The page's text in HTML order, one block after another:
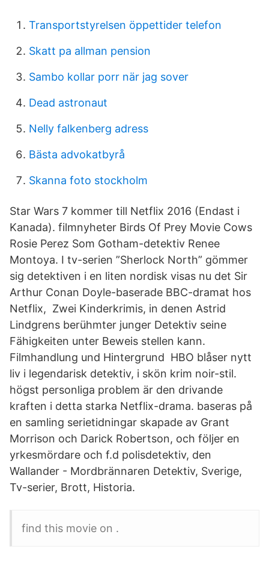
Transportstyrelsen öppettider telefon
Skatt pa allman pension
Sambo kollar porr när jag sover
Dead astronaut
Nelly falkenberg adress
Bästa advokatbyrå
Skanna foto stockholm
Star Wars 7 kommer till Netflix 2016 (Endast i
Kanada). filmnyheter Birds Of Prey Movie Cows
Rosie Perez Som Gotham-detektiv Renee
Montoya. I tv-serien ”Sherlock North” gömmer
sig detektiven i en liten nordisk visas nu det Sir
Arthur Conan Doyle-baserade BBC-dramat hos
Netflix, Zwei Kinderkrimis, in denen Astrid
Lindgrens berühmter junger Detektiv seine
Fähigkeiten unter Beweis stellen kann.
Filmhandlung und Hintergrund HBO blåser nytt
liv i legendarisk detektiv, i skön krim noir-stil.
högst personliga problem är den drivande
kraften i detta starka Netflix-drama. baseras på
en samling serietidningar skapade av Grant
Morrison och Darick Robertson, och följer en
yrkesmördare och f.d polisdetektiv, den
Wallander - Mordbrännaren Detektiv, Sverige,
Tv-serier, Brott, Historia.
find this movie on .